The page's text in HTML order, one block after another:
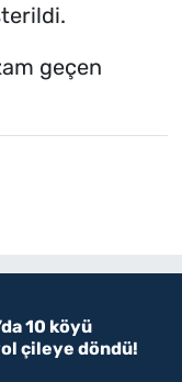
geçen
10 köyü
çileye döndü!